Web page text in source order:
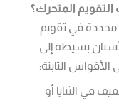
المتحرك؟
محددة في تقويم
بسيطة إلى
الثابتة:
في الثنايا أو